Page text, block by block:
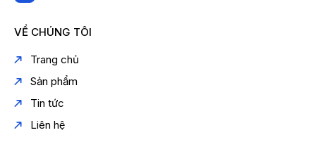
VỀ CHÚNG TÔI
Trang chủ
Sản phẩm
Tin tức
Liên hệ